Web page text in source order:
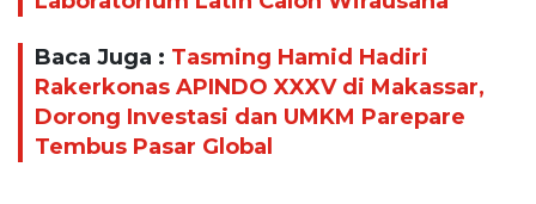
Baca Juga : Tasming Hamid Hadiri
Rakerkonas APINDO XXXV di Makassar,
Dorong Investasi dan UMKM Parepare
Tembus Pasar Global